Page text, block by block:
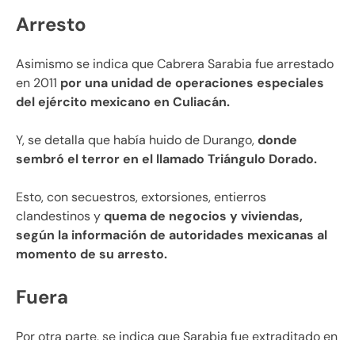
Arresto
Asimismo se indica que Cabrera Sarabia fue arrestado
en 2011 por una unidad de operaciones especiales
del ejército mexicano en Culiacán.
Y, se detalla que había huido de Durango,donde
sembró el terror en el llamado Triángulo Dorado.
Esto, con secuestros, extorsiones, entierros
clandestinos yquema de negocios y viviendas,
según la información de autoridades mexicanas al
momento de su arresto.
Fuera
Por otra parte, se indica que Sarabia fue extraditado en